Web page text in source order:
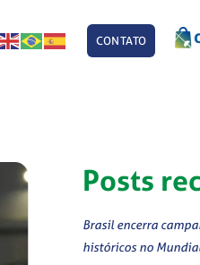
CONTATO
Posts
Brasil encerra
históricos no